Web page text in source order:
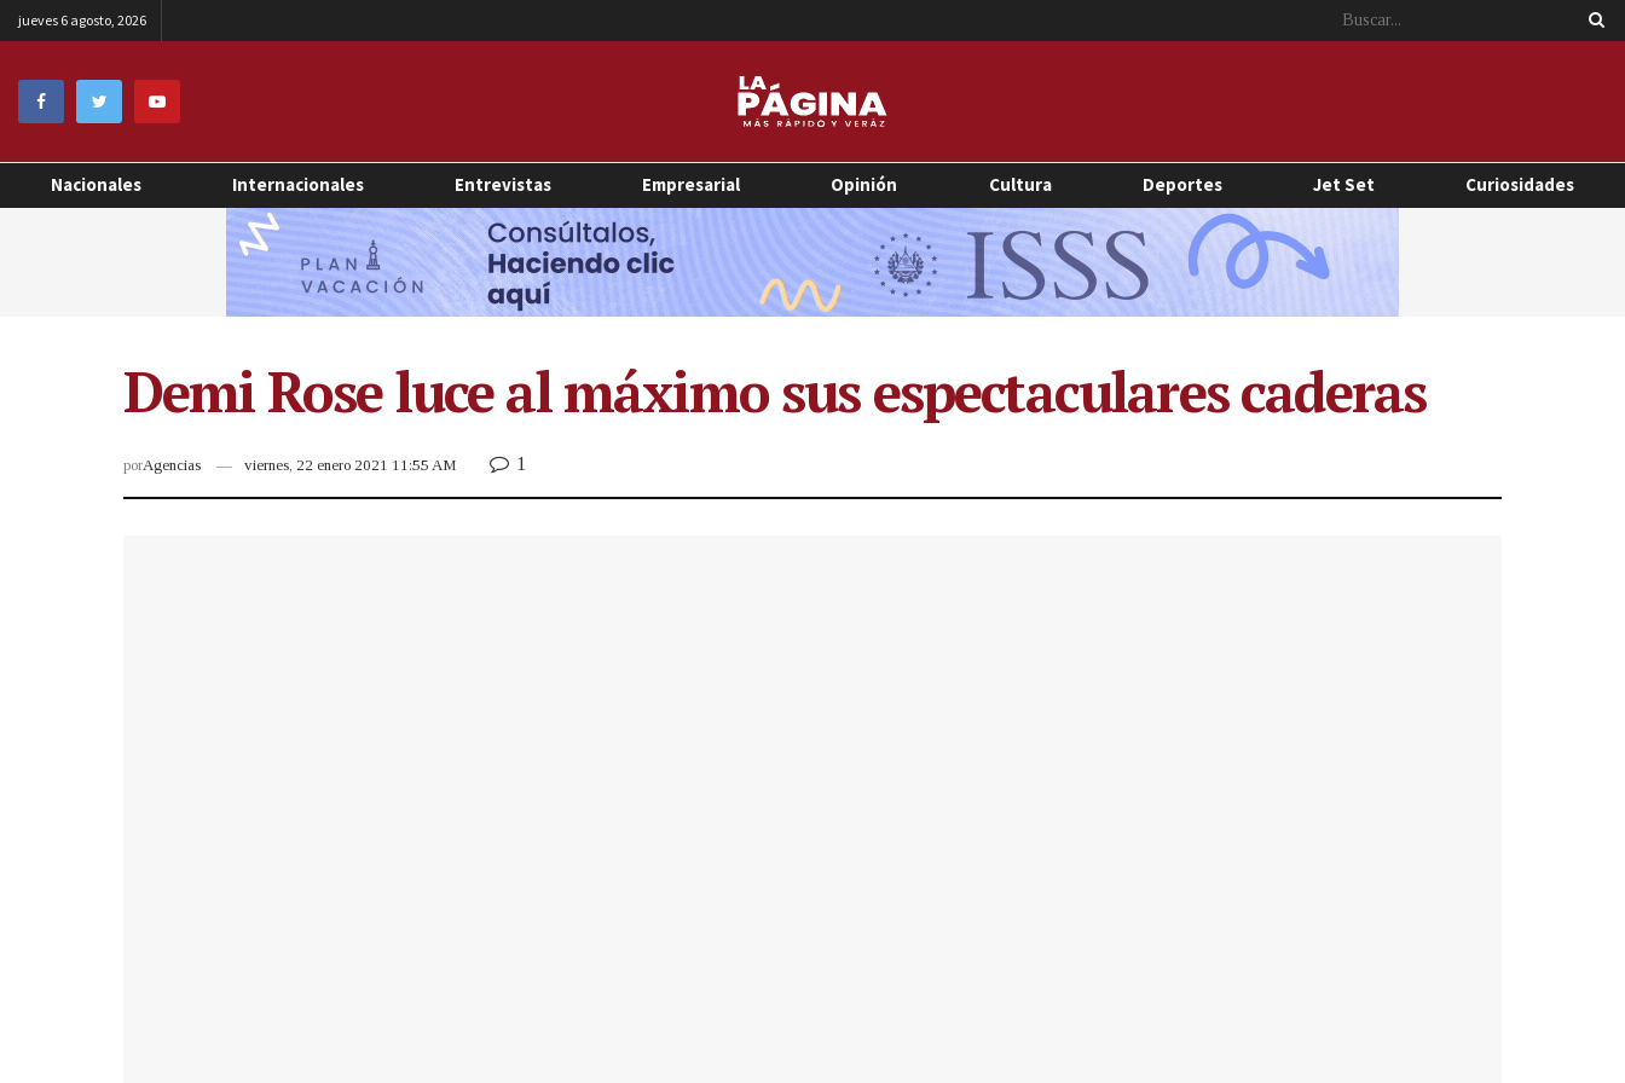
jueves 6 agosto, 2026
Nacionales Internacionales Entrevistas Empresarial Opinión Cultura Deportes Jet Set Curiosidades
Demi Rose luce al máximo sus espectaculares caderas
porAgencias viernes, 22 enero 2021 11:55 AM 1